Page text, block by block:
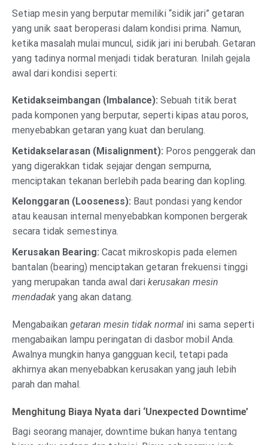
Setiap mesin yang berputar memiliki “sidik jari” getaran
yang unik saat beroperasi dalam kondisi prima. Namun,
ketika masalah mulai muncul, sidik jari ini berubah. Getaran
yang tadinya normal menjadi tidak beraturan. Inilah gejala
awal dari kondisi seperti:
Ketidakseimbangan (Imbalance): Sebuah titik berat
pada komponen yang berputar, seperti kipas atau poros,
menyebabkan getaran yang kuat dan berulang.
Ketidakselarasan (Misalignment): Poros penggerak dan
yang digerakkan tidak sejajar dengan sempurna,
menciptakan tekanan berlebih pada bearing dan kopling.
Kelonggaran (Looseness): Baut pondasi yang kendor
atau keausan internal menyebabkan komponen bergerak
secara tidak semestinya.
Kerusakan Bearing: Cacat mikroskopis pada elemen
bantalan (bearing) menciptakan getaran frekuensi tinggi
yang merupakan tanda awal dari kerusakan mesin
mendadak yang akan datang.
Mengabaikan getaran mesin tidak normal ini sama seperti
mengabaikan lampu peringatan di dasbor mobil Anda.
Awalnya mungkin hanya gangguan kecil, tetapi pada
akhirnya akan menyebabkan kerusakan yang jauh lebih
parah dan mahal.
Menghitung Biaya Nyata dari ‘Unexpected Downtime’
Bagi seorang manajer, downtime bukan hanya tentang